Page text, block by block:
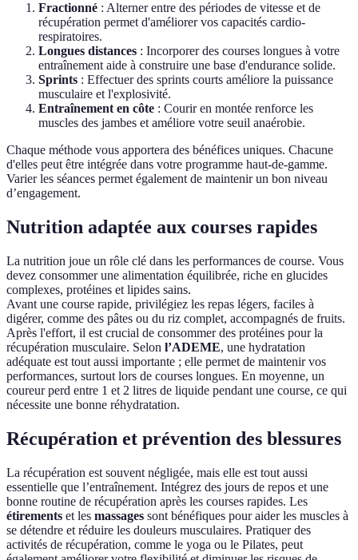
Fractionné : Alterner entre des périodes de vitesse et de
récupération permet d'améliorer vos capacités cardio-
respiratoires.
Longues distances : Incorporer des courses longues à votre
entraînement aide à construire une base d'endurance solide.
Sprints : Effectuer des sprints courts améliore la puissance
musculaire et l'explosivité.
Entraînement en côte : Courir en montée renforce les
muscles des jambes et améliore votre seuil anaérobie.
Chaque méthode vous apportera des bénéfices uniques. Chacune
d'elles peut être intégrée dans votre programme haut-de-gamme.
Varier les séances permet également de maintenir un bon niveau
d’engagement.
Nutrition adaptée aux courses rapides
La nutrition joue un rôle clé dans les performances de course. Vous
devez consommer une alimentation équilibrée, riche en glucides
complexes, protéines et lipides sains.
Avant une course rapide, privilégiez les repas légers, faciles à
digérer, comme des pâtes ou du riz complet, accompagnés de fruits.
Après l'effort, il est crucial de consommer des protéines pour la
récupération musculaire. Selon l’ADEME, une hydratation
adéquate est tout aussi importante ; elle permet de maintenir vos
performances, surtout lors de courses longues. En moyenne, un
coureur perd entre 1 et 2 litres de liquide pendant une course, ce qui
nécessite une bonne réhydratation.
Récupération et prévention des blessures
La récupération est souvent négligée, mais elle est tout aussi
essentielle que l’entraînement. Intégrez des jours de repos et une
bonne routine de récupération après les courses rapides. Les
étirements et les massages sont bénéfiques pour aider les muscles à
se détendre et réduire les douleurs musculaires. Pratiquer des
activités de récupération, comme le yoga ou le Pilates, peut